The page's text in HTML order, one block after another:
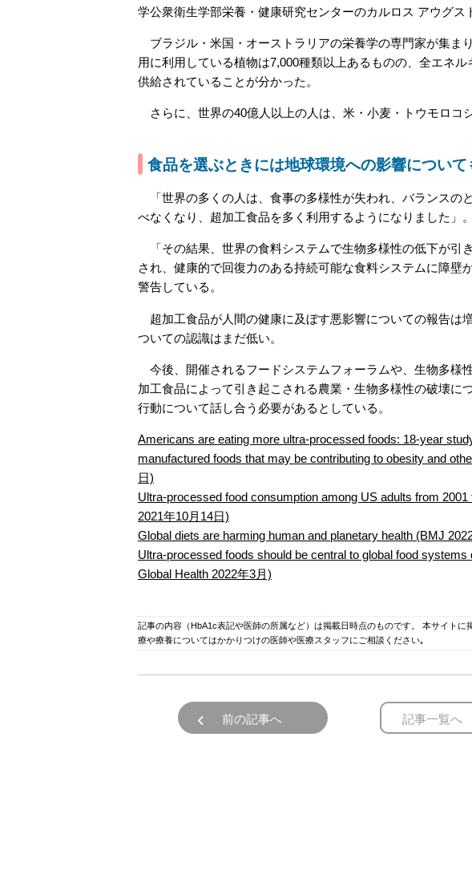
学公衆衛生学部栄養・健康研究センターのカルロス アウグス
ブラジル・米国・オーストラリアの栄養学の専門家が集ま
用に利用している植物は7,000種類以上あるものの、全エネ
供給されていることが分かった。
さらに、世界の40億人以上の人は、米・小麦・トウモロコ
食品を選ぶときには地球環境への影響について
「世界の多くの人は、食事の多様性が失われ、バランスの
べなくなり、超加工食品を多く利用するようになりました」。
「その結果、世界の食料システムで生物多様性の低下が引
され、健康的で回復力のある持続可能な食料システムに障壁
警告している。
超加工食品が人間の健康に及ぼす悪影響についての報告は
ついての認識はまだ低い。
今後、開催されるフードシステムフォーラムや、生物多様
加工食品によって引き起こされる農業・生物多様性の破壊に
行動について話し合う必要があるとしている。
Americans are eating more ultra-processed foods: 18-year
manufactured foods that may be contributing to obesity and
日)
Ultra-processed food consumption among US adults from
2021年10月14日)
Global diets are harming human and planetary health (BMJ
Ultra-processed foods should be central to global food
Global Health 2022年3月)
記事の内容（HbA1c表記や医師の所属など）は掲載日時点のものです。 本サイト
療や療養についてはかかりつけの医師や医療スタッフにご相談ください｡
前の記事へ 記事一覧へ